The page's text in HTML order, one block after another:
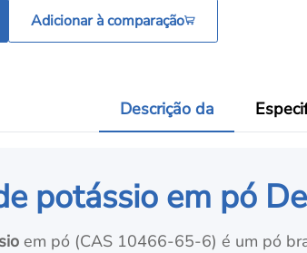
Adicionar à comparação
Descrição da
potássio em pó
em pó (CAS 10466-65-6) é um pó